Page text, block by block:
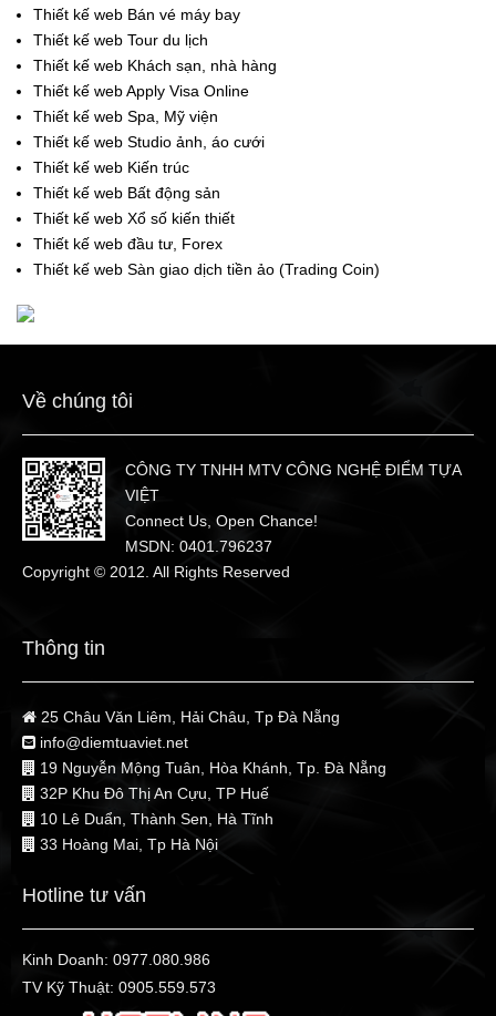
Thiết kế web Bán vé máy bay
Thiết kế web Tour du lịch
Thiết kế web Khách sạn, nhà hàng
Thiết kế web Apply Visa Online
Thiết kế web Spa, Mỹ viện
Thiết kế web Studio ảnh, áo cưới
Thiết kế web Kiến trúc
Thiết kế web Bất động sản
Thiết kế web Xổ số kiến thiết
Thiết kế web đầu tư, Forex
Thiết kế web Sàn giao dịch tiền ảo (Trading Coin)
Về chúng tôi
CÔNG TY TNHH MTV CÔNG NGHỆ ĐIỂM TỰA
VIỆT
Connect Us, Open Chance!
MSDN: 0401.796237
Copyright © 2012. All Rights Reserved
Thông tin
25 Châu Văn Liêm, Hải Châu, Tp Đà Nẵng
info@diemtuaviet.net
19 Nguyễn Mộng Tuân, Hòa Khánh, Tp. Đà Nẵng
32P Khu Đô Thị An Cựu, TP Huế
10 Lê Duẩn, Thành Sen, Hà Tĩnh
33 Hoàng Mai, Tp Hà Nội
Hotline tư vấn
Kinh Doanh: 0977.080.986
TV Kỹ Thuật: 0905.559.573